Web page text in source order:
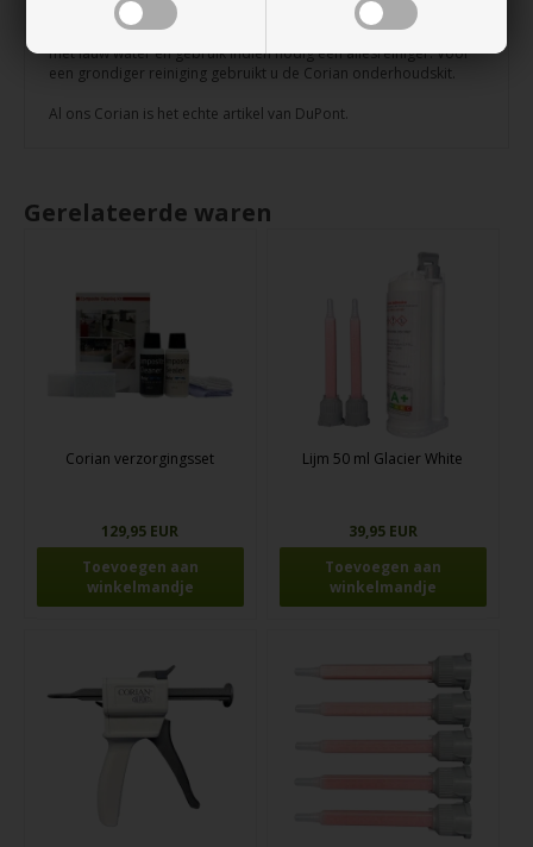
Onderhoud:
Corian is zeer gemakkelijk te onderhouden. Veeg het gewoon af
met lauw water en gebruik indien nodig een allesreiniger. Voor
een grondiger reiniging gebruikt u de Corian onderhoudskit.
Al ons Corian is het echte artikel van DuPont.
Gerelateerde waren
Corian verzorgingsset
129,95 EUR
Lijm 50 ml Glacier White
39,95 EUR